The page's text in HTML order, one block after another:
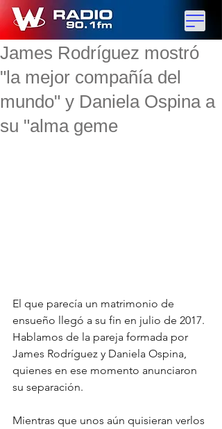
James Rodríguez mostró
"la mejor compañía del
mundo" y Daniela Ospina a
su "alma geme
El que parecía un matrimonio de
ensueño llegó a su fin en julio de 2017.
Hablamos de la pareja formada por
James Rodríguez y Daniela Ospina,
quienes en ese momento anunciaron
su separación.
Mientras que unos aún quisieran verlos